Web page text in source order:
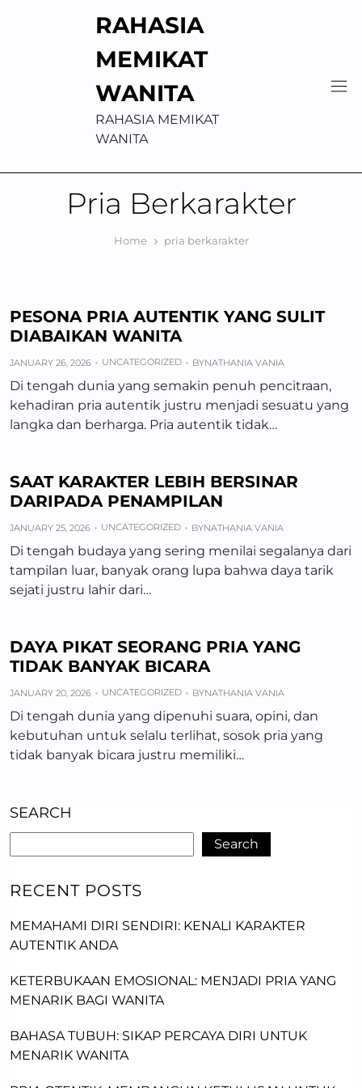
RAHASIA
MEMIKAT
WANITA
RAHASIA MEMIKAT
WANITA
Pria Berkarakter
Home pria berkarakter
PESONA PRIA AUTENTIK YANG SULIT
DIABAIKAN WANITA
JANUARY 26, 2026 UNCATEGORIZED BYNATHANIA VANIA
Di tengah dunia yang semakin penuh pencitraan,
kehadiran pria autentik justru menjadi sesuatu yang
langka dan berharga. Pria autentik tidak…
SAAT KARAKTER LEBIH BERSINAR
DARIPADA PENAMPILAN
JANUARY 25, 2026 UNCATEGORIZED BYNATHANIA VANIA
Di tengah budaya yang sering menilai segalanya dari
tampilan luar, banyak orang lupa bahwa daya tarik
sejati justru lahir dari…
DAYA PIKAT SEORANG PRIA YANG
TIDAK BANYAK BICARA
JANUARY 20, 2026 UNCATEGORIZED BYNATHANIA VANIA
Di tengah dunia yang dipenuhi suara, opini, dan
kebutuhan untuk selalu terlihat, sosok pria yang
tidak banyak bicara justru memiliki…
SEARCH
Search
RECENT POSTS
MEMAHAMI DIRI SENDIRI: KENALI KARAKTER
AUTENTIK ANDA
KETERBUKAAN EMOSIONAL: MENJADI PRIA YANG
MENARIK BAGI WANITA
BAHASA TUBUH: SIKAP PERCAYA DIRI UNTUK
MENARIK WANITA